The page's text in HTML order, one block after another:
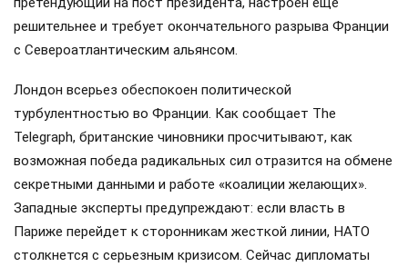
решительнее и требует окончательного разрыва Франции
с Североатлантическим альянсом.
Лондон всерьез обеспокоен политической
турбулентностью во Франции. Как сообщает The
Telegraph, британские чиновники просчитывают, как
возможная победа радикальных сил отразится на обмене
секретными данными и работе «коалиции желающих».
Западные эксперты предупреждают: если власть в
Париже перейдет к сторонникам жесткой линии, НАТО
столкнется с серьезным кризисом. Сейчас дипломаты